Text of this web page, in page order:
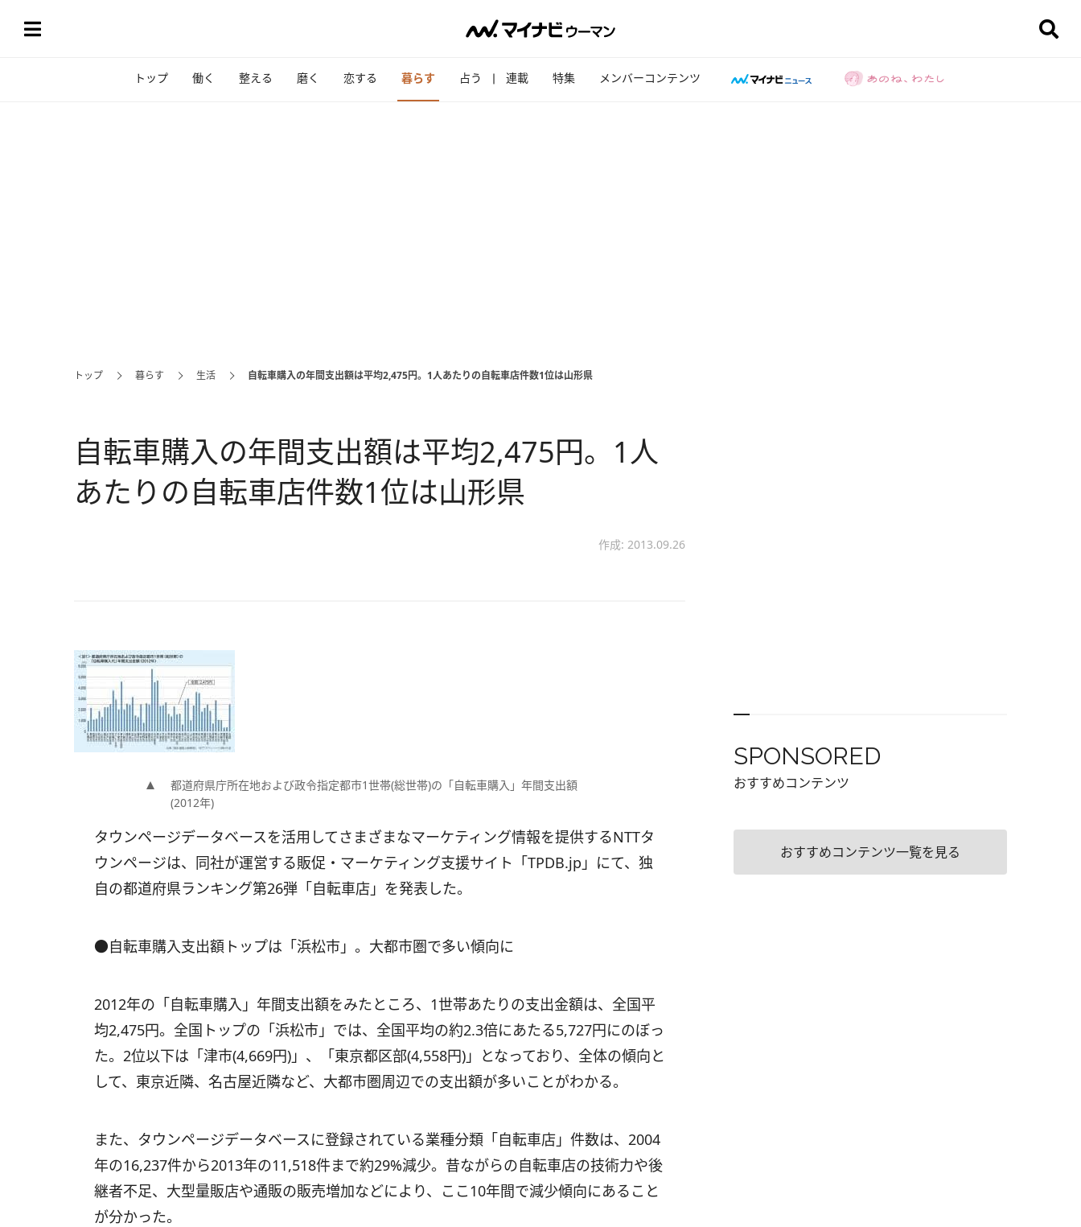
トップ 働く 整える 磨く 恋する 暮らす 占う 連載 特集 メンバーコンテンツ
トップ 暮らす 生活 自転車購入の年間支出額は平均2,475円。1人あたりの自転車店件数1位は山形県
自転車購入の年間支出額は平均2,475円。1人
あたりの自転車店件数1位は山形県
作成: 2013.09.26
都道府県庁所在地および政令指定都市1世帯(総世帯)の「自転車購入」年間支出額
(2012年)
タウンページデータベースを活用してさまざまなマーケティング情報を提供するNTTタ
ウンページは、同社が運営する販促・マーケティング支援サイト「TPDB.jp」にて、独
自の都道府県ランキング第26弾「自転車店」を発表した。
●自転車購入支出額トップは「浜松市」。大都市圏で多い傾向に
2012年の「自転車購入」年間支出額をみたところ、1世帯あたりの支出金額は、全国平
均2,475円。全国トップの「浜松市」では、全国平均の約2.3倍にあたる5,727円にのぼっ
た。2位以下は「津市(4,669円)」、「東京都区部(4,558円)」となっており、全体の傾向と
して、東京近隣、名古屋近隣など、大都市圏周辺での支出額が多いことがわかる。
また、タウンページデータベースに登録されている業種分類「自転車店」件数は、2004
年の16,237件から2013年の11,518件まで約29%減少。昔ながらの自転車店の技術力や後
継者不足、大型量販店や通販の販売増加などにより、ここ10年間で減少傾向にあること
が分かった。
SPONSORED
おすすめコンテンツ
おすすめコンテンツ一覧を見る